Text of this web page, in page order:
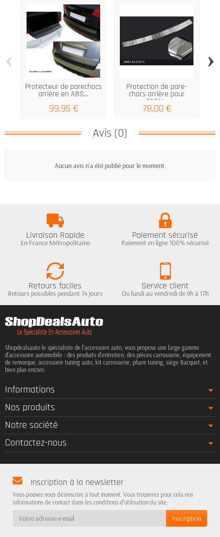
Protecteur de parechocs
arrière en ABS...
99,95 €
Protection de pare-
chocs arrière pour
BMW...
78,00 €
‹ ›
Avis (0)
Aucun avis n'a été publié pour le moment.
Livraison Rapide
En France Métropolitaine
Paiement sécurisé
Paiement en ligne 100% sécurisé
Retours faciles
Retours possibles pendant 14 jours
Service client
Du lundi au vendredi de 9h à 17h
Shopdealsauto le spécialiste de l'accessoire auto, vous propose une large gamme
d'accessoire automobile : des produits d'entretien, des pièces carrosserie, équipement
de remorque, accessoire tuning auto, kit carrosserie, phare tuning, siège Bacquet, et
bien plus encore.
Informations
Nos produits
Notre société
Contactez-nous
Inscription à la newsletter
Vous pouvez vous désinscrire à tout moment. Vous trouverez pour cela nos
informations de contact dans les conditions d'utilisation du site.